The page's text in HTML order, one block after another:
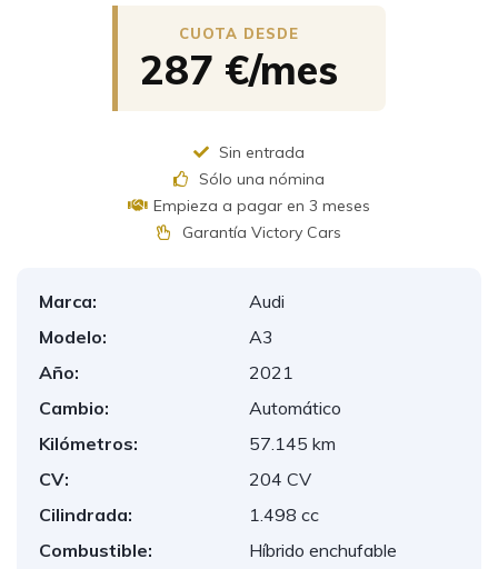
287 €/mes
Sin entrada
Sólo una nómina
Empieza a pagar en 3 meses
Garantía Victory Cars
Marca:
Audi
Modelo:
A3
Año:
2021
Cambio:
Automático
Kilómetros:
57.145 km
CV:
204 CV
Cilindrada:
1.498 cc
Combustible:
Híbrido enchufable